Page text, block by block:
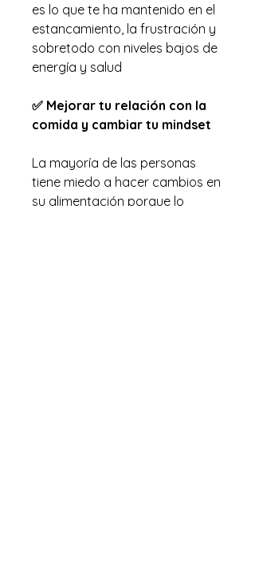
es lo que te ha mantenido en el
estancamiento, la frustración y
sobretodo con niveles bajos de
energía y salud
✅ Mejorar tu relación con la
comida y cambiar tu mindset
La mayoría de las personas
tiene miedo a hacer cambios en
su alimentación porque lo